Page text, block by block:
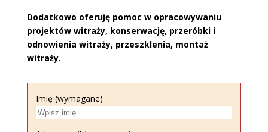
Dodatkowo oferuję pomoc w opracowywaniu
projektów witraży, konserwację, przeróbki i
odnowienia witraży, przeszklenia, montaż
witraży.
Imię (wymagane)